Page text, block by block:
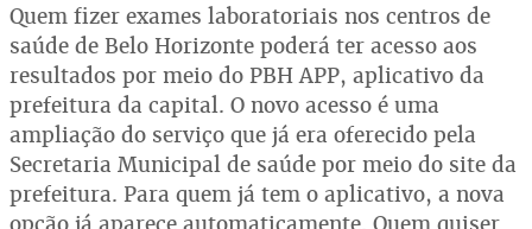
Quem fizer exames laboratoriais nos centros de
saúde de Belo Horizonte poderá ter acesso aos
resultados por meio do PBH APP, aplicativo da
prefeitura da capital. O novo acesso é uma
ampliação do serviço que já era oferecido pela
Secretaria Municipal de saúde por meio do site da
prefeitura. Para quem já tem o aplicativo, a nova